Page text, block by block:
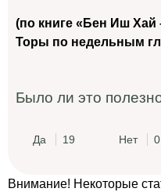
(по книге «Бен Иш Хай
Торы по недельным
Было ли это
Да 19 Нет 0
Внимание! Некоторые